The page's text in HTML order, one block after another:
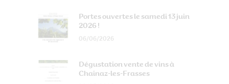
Portes ouvertes le samedi 13 juin
2026 !
06/06/2026
Dégustation vente de vins à
Chainaz-les-Frasses